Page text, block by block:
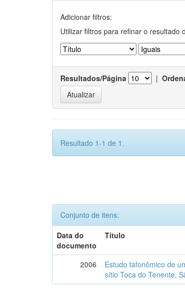
Adicionar filtros:
Utilizar filtros para refinar o resultado
Resultados/Página |
Resultado 1-1 de 1.
Conjunto de itens:
Data do
documento
Título
2006
Estudo tafonômico de
sítio Toca do Tenente,